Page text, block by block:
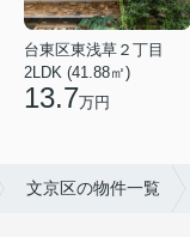
台東区東浅草２丁目
2LDK (41.88㎡)
13.7万円
文京区の物件一覧